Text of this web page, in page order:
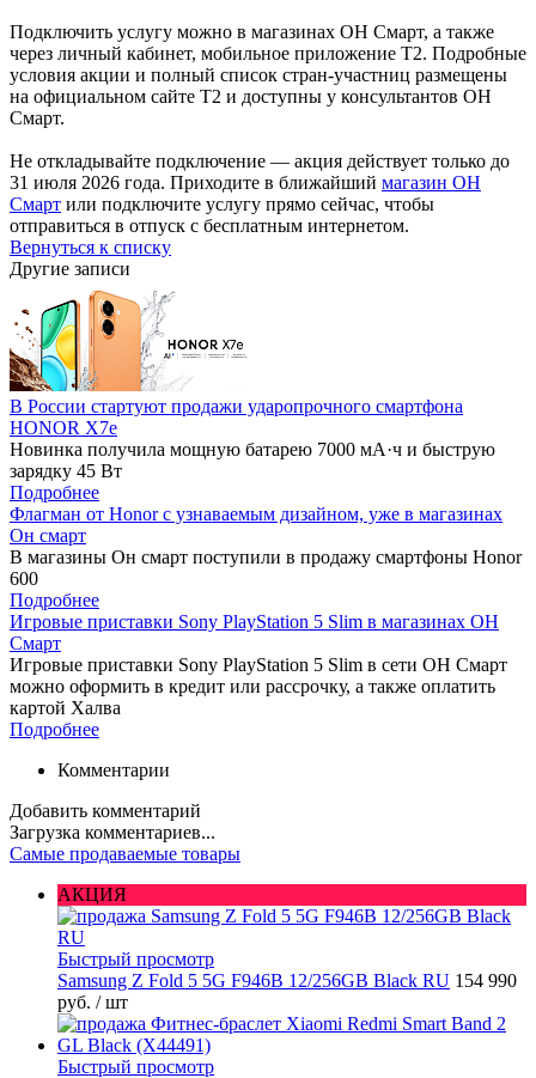
Подключить услугу можно в магазинах ОН Смарт, а также
через личный кабинет, мобильное приложение Т2. Подробные
условия акции и полный список стран-участниц размещены
на официальном сайте Т2 и доступны у консультантов ОН
Смарт.
Не откладывайте подключение — акция действует только до
31 июля 2026 года. Приходите в ближайший магазин ОН
Смарт или подключите услугу прямо сейчас, чтобы
отправиться в отпуск с бесплатным интернетом.
Вернуться к списку
Другие записи
В России стартуют продажи ударопрочного смартфона
HONOR X7e
Новинка получила мощную батарею 7000 мА·ч и быструю
зарядку 45 Вт
Подробнее
Флагман от Honor с узнаваемым дизайном, уже в магазинах
Он смарт
В магазины Он смарт поступили в продажу смартфоны Honor
600
Подробнее
Игровые приставки Sony PlayStation 5 Slim в магазинах ОН
Смарт
Игровые приставки Sony PlayStation 5 Slim в сети ОН Смарт
можно оформить в кредит или рассрочку, а также оплатить
картой Халва
Подробнее
Комментарии
Добавить комментарий
Загрузка комментариев...
Самые продаваемые товары
АКЦИЯ
Быстрый просмотр
Samsung Z Fold 5 5G F946B 12/256GB Black RU 154 990
руб. / шт
Быстрый просмотр